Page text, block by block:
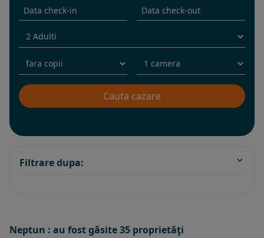
Filtrare dupa:
Neptun : au fost găsite 35 proprietăţi